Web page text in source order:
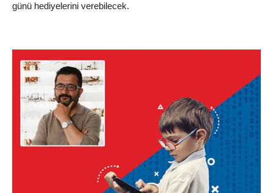
günü hediyelerini verebilecek.